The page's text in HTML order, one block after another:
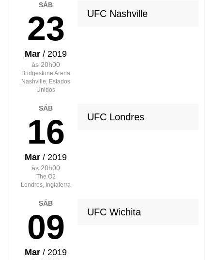
SÁB
23
Mar / 2019
às 20h00
Bridgestone Arena
Nashville, Estados
Unidos
UFC Nashville
SÁB
16
Mar / 2019
às 20h00
The O2
Londres, Inglaterra
UFC Londres
SÁB
09
Mar / 2019
UFC Wichita